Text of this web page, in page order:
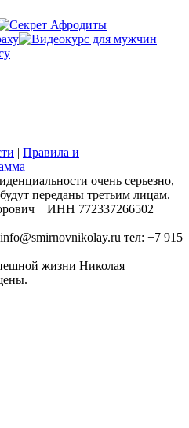
| Правила и
очень серьезно,
переданы третьим лицам.
ИНН 772337266502
тел: +7 915
жизни Николая